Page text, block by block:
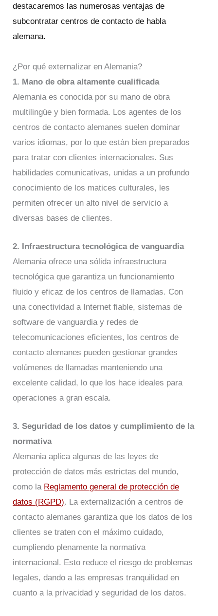
destacaremos las numerosas ventajas de
subcontratar centros de contacto de habla
alemana.
¿Por qué externalizar en Alemania?
1. Mano de obra altamente cualificada
Alemania es conocida por su mano de obra
multilingüe y bien formada. Los agentes de los
centros de contacto alemanes suelen dominar
varios idiomas, por lo que están bien preparados
para tratar con clientes internacionales. Sus
habilidades comunicativas, unidas a un profundo
conocimiento de los matices culturales, les
permiten ofrecer un alto nivel de servicio a
diversas bases de clientes.
2. Infraestructura tecnológica de vanguardia
Alemania ofrece una sólida infraestructura
tecnológica que garantiza un funcionamiento
fluido y eficaz de los centros de llamadas. Con
una conectividad a Internet fiable, sistemas de
software de vanguardia y redes de
telecomunicaciones eficientes, los centros de
contacto alemanes pueden gestionar grandes
volúmenes de llamadas manteniendo una
excelente calidad, lo que los hace ideales para
operaciones a gran escala.
3. Seguridad de los datos y cumplimiento de la
normativa
Alemania aplica algunas de las leyes de
protección de datos más estrictas del mundo,
como la Reglamento general de protección de
datos (RGPD). La externalización a centros de
contacto alemanes garantiza que los datos de los
clientes se traten con el máximo cuidado,
cumpliendo plenamente la normativa
internacional. Esto reduce el riesgo de problemas
legales, dando a las empresas tranquilidad en
cuanto a la privacidad y seguridad de los datos.